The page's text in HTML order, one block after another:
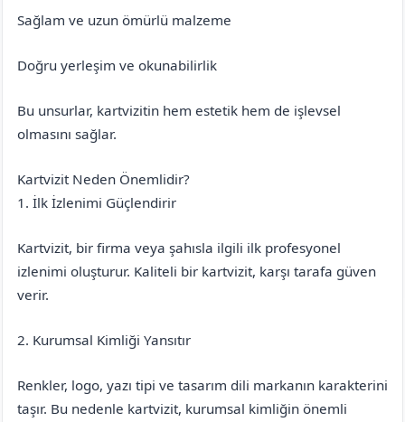
Sağlam ve uzun ömürlü malzeme
Doğru yerleşim ve okunabilirlik
Bu unsurlar, kartvizitin hem estetik hem de işlevsel
olmasını sağlar.
Kartvizit Neden Önemlidir?
1. İlk İzlenimi Güçlendirir
Kartvizit, bir firma veya şahısla ilgili ilk profesyonel
izlenimi oluşturur. Kaliteli bir kartvizit, karşı tarafa güven
verir.
2. Kurumsal Kimliği Yansıtır
Renkler, logo, yazı tipi ve tasarım dili markanın karakterini
taşır. Bu nedenle kartvizit, kurumsal kimliğin önemli